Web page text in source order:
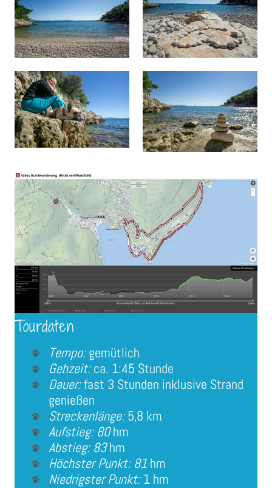
Tourdaten
Tempo:gemütlich
Gehzeit:ca. 1:45 Stunde
Dauer:fast 3 Stunden inklusive Strand
genießen
Streckenlänge:5,8 km
Aufstieg: 80hm
Abstieg: 83hm
Höchster Punkt: 81 hm
Niedrigster Punkt:1 hm